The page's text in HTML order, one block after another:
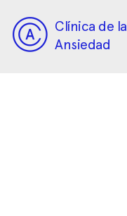
Clínica de la
Ansiedad